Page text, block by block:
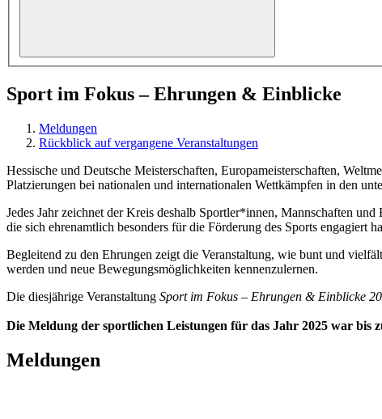
Sport im Fokus – Ehrungen & Einblicke
Meldungen
Rückblick auf vergangene Veranstaltungen
Hessische und Deutsche Meisterschaften, Europameisterschaften,
Platzierungen bei nationalen und internationalen Wettkämpfen in den
Jedes Jahr zeichnet der Kreis deshalb Sportler*innen, Mannschaften
die sich ehrenamtlich besonders für die Förderung des Sports engagiert
Begleitend zu den Ehrungen zeigt die Veranstaltung, wie bunt und
werden und neue Bewegungsmöglichkeiten kennenzulernen.
Die diesjährige Veranstaltung Sport im Fokus – Ehrungen & Einblicke
Die Meldung der sportlichen Leistungen für das Jahr 2025 war bis
Meldungen